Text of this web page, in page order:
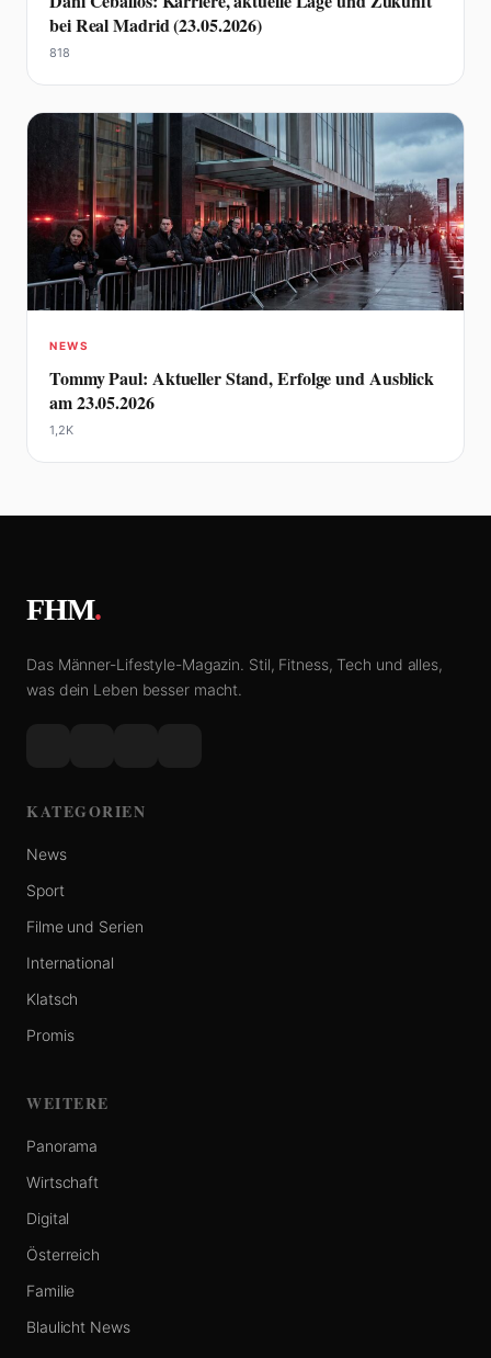
bei Real Madrid (23.05.2026)
818
NEWS
Tommy Paul: Aktueller Stand, Erfolge und Ausblick
am 23.05.2026
1,2K
FHM.
Das Männer-Lifestyle-Magazin. Stil, Fitness, Tech und alles,
was dein Leben besser macht.
KATEGORIEN
News
Sport
Filme und Serien
International
Klatsch
Promis
WEITERE
Panorama
Wirtschaft
Digital
Österreich
Familie
Blaulicht News